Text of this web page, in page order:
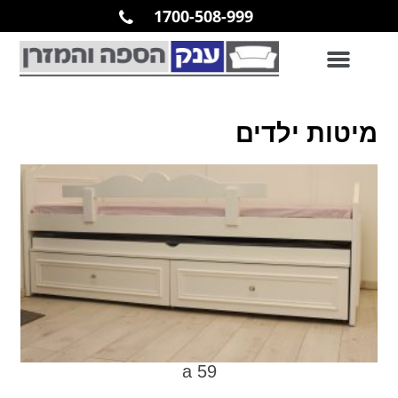
1700-508-999
מיטות ילדים
a 59